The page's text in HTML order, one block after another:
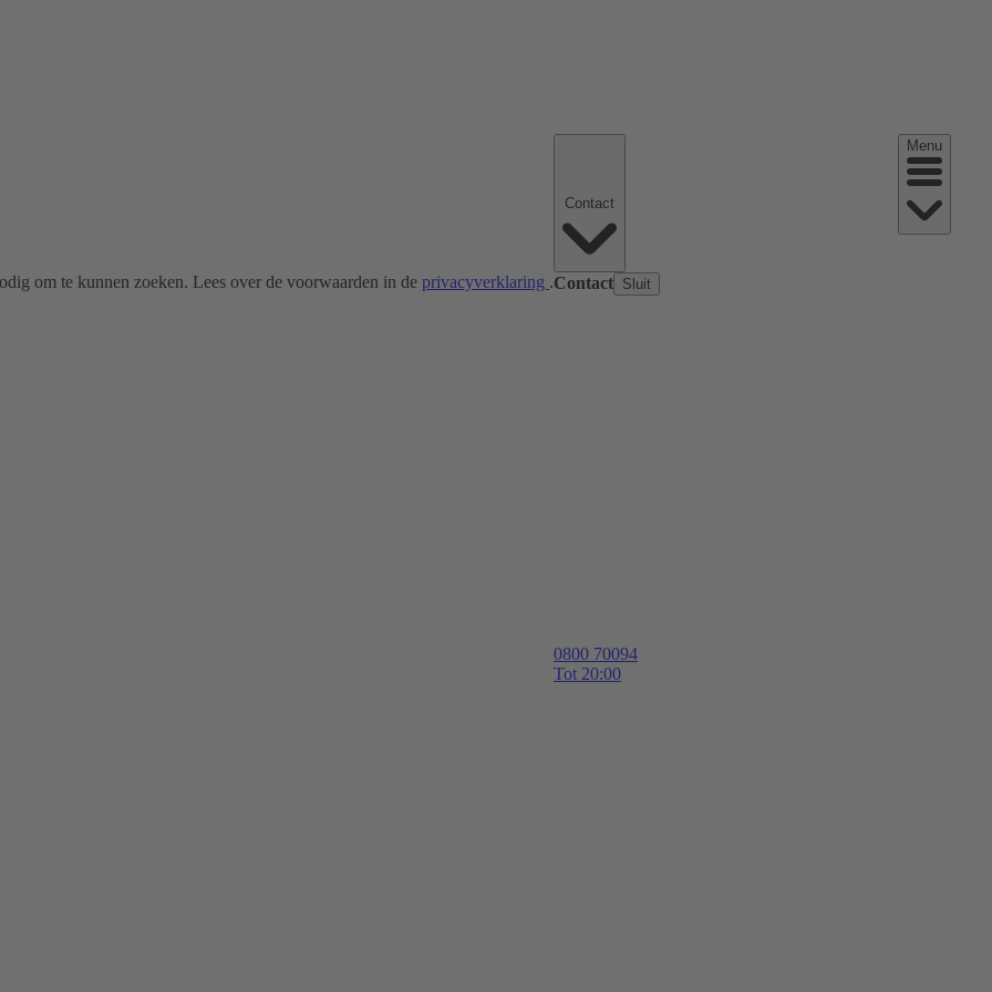
om te kunnen zoeken. Lees over de voorwaarden in de privacyverklaring .Contact Sluit
0800 70094
Tot 20:00
Menu